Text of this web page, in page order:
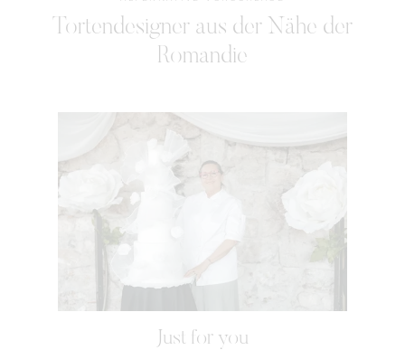
Tortendesigner aus der Nähe der
Romandie
Just for you